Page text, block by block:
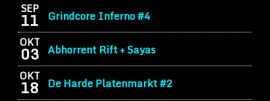
SEP
11 Grindcore Inferno #4
OKT
03 Abhorrent Rift + Sayas
OKT
18 De Harde Platenmarkt #2